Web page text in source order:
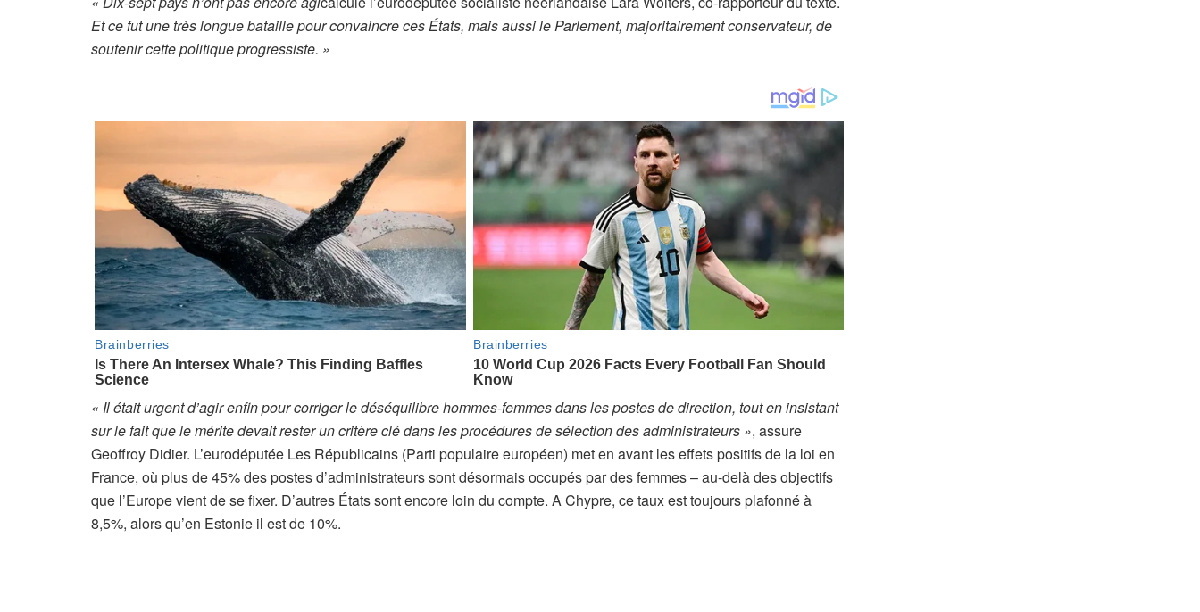
e
r
é
à
n
o
s
a
b
o
n
é
s
Et ce fut une très longue bataille pour convaincre ces États, mais aussi le Parlement, majoritairement conservateur, de
soutenir cette politique progressiste. »
« Il était urgent d’agir enfin pour corriger le déséquilibre hommes-femmes dans les postes de direction, tout en insistant
sur le fait que le mérite devait rester un critère clé dans les procédures de sélection des administrateurs », assure
Geoffroy Didier. L’eurodéputée Les Républicains (Parti populaire européen) met en avant les effets positifs de la loi en
France, où plus de 45% des postes d’administrateurs sont désormais occupés par des femmes – au-delà des objectifs
que l’Europe vient de se fixer. D’autres États sont encore loin du compte. A Chypre, ce taux est toujours plafonné à
8,5%, alors qu’en Estonie il est de 10%.